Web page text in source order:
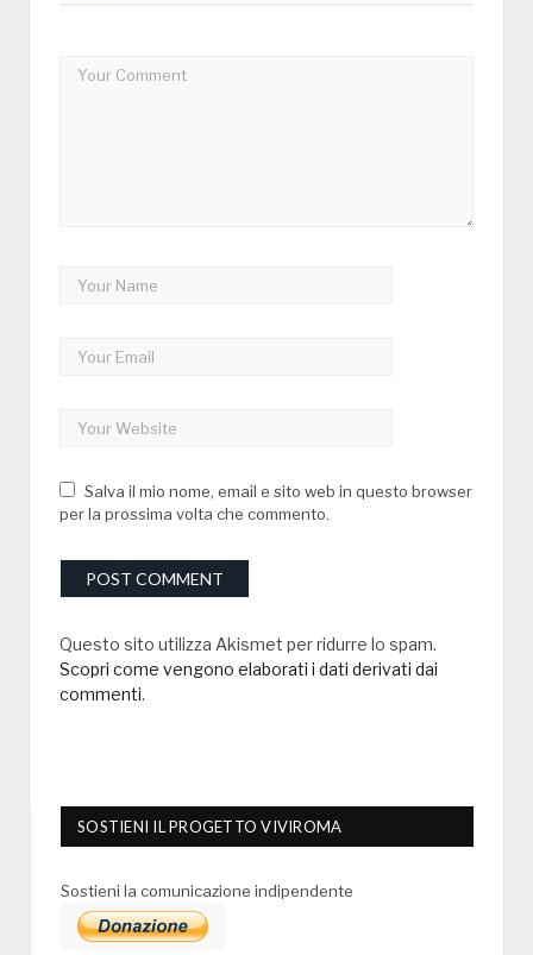
Salva il mio nome, email e sito web in questo browser
per la prossima volta che commento.
Questo sito utilizza Akismet per ridurre lo spam.
Scopri come vengono elaborati i dati derivati dai
commenti.
SOSTIENI IL PROGETTO VIVIROMA
Sostieni la comunicazione indipendente